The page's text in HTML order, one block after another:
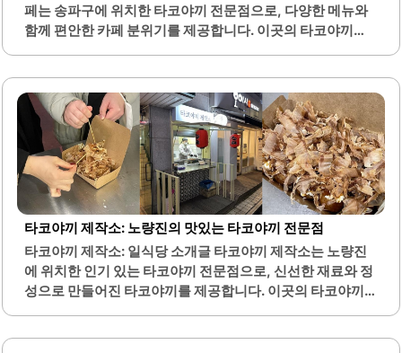
페는 송파구에 위치한 타코야끼 전문점으로, 다양한 메뉴와
함께 편안한 카페 분위기를 제공합니다. 이곳의 타코야끼는
장 내부는 깔끔하고 세련된 인테리어로 꾸며져 있어 쾌적한
식사 환경을 제공합니다.또한, 친절한 직원들이 고객을 맞이
하여 따뜻한 서비스를 제공합니다. 부라더 타코야끼&카페는
배달 서비스도 제공하여 편리하게 음식을 즐길 수 있는 점이
특징입니다. 다양한 소스와 토핑을 선택할 수 있어 개인의 취
향에 맞는 맛을 찾을 수 있습니다.이곳은 지역 주민들에게 사
랑받는 맛집으로, 많은 사람들이 자주 방문하는 장소입니다.
타코야끼 외에도 음료 메뉴가 다양하여 식사 후 카페에서 여
유롭게 시간을 보낼 수 있습니다. 특히,..
타코야끼 제작소: 노량진의 맛있는 타코야끼 전문점
타코야끼 제작소: 일식당 소개글 타코야끼 제작소는 노량진
에 위치한 인기 있는 타코야끼 전문점으로, 신선한 재료와 정
성으로 만들어진 타코야끼를 제공합니다. 이곳의 타코야끼